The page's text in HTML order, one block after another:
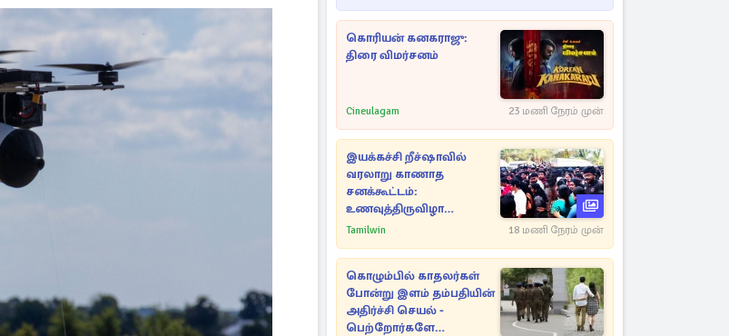
கொரியன் கனகராஜு:
திரை விமர்சனம்
Cineulagam 23 மணி நேரம் முன்
இயக்கச்சி றீச்ஷாவில்
வரலாறு காணாத
சனக்கூட்டம்:
உணவுத்திருவிழா
இடைநிறுத்தம்
Tamilwin 18 மணி நேரம் முன்
கொழும்பில் காதலர்கள்
போன்று இளம் தம்பதியின்
அதிர்ச்சி செயல் -
பெற்றோர்களே